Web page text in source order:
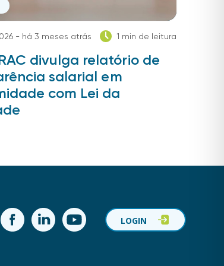
- há 3 meses atrás 1 min de leitura
divulga relatório de
salarial em
com Lei da
FacebookLinkedInYouTube
LOGIN